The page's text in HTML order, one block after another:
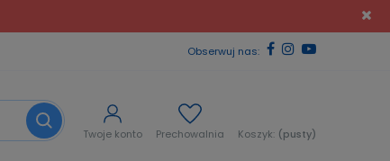
Obserwuj nas:
Koszyk: (pusty)
Prechowalnia
Twoje konto